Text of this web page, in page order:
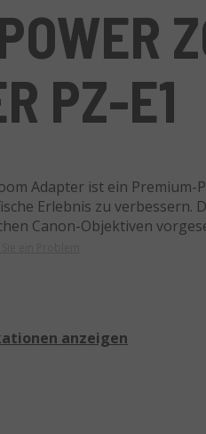
PZ-E1
Adapter ist ein
Erlebnis zu verbessern.
Canon-Objektiven
anzeigen